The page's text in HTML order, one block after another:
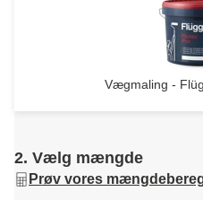
Vægmaling -
2. Vælg mængde
Prøv vores